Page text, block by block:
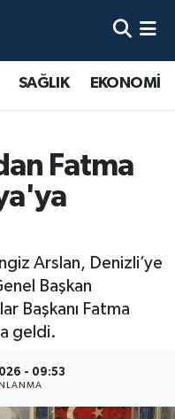
SAĞLIK EKONOMİ
Fatma
Arslan, Denizli’ye
Başkan
Başkanı Fatma
geldi.
- 09:53
Fikstür